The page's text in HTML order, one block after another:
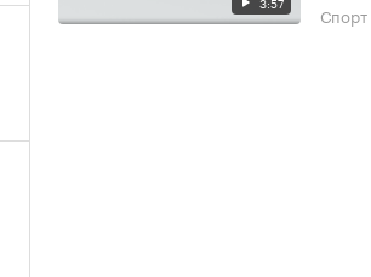
Спорт